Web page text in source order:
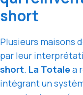
short
Plusieurs maisons
par leur
short. La Totale a
intégrant un